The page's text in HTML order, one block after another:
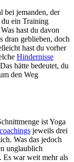
bei jemanden, der
du ein Training
hast du davon
dran geblieben, doch
hast du vorher
Hindernisse
hätte bedeutet, du
den Weg
ist Yoga
jeweils drei
Was das jedoch
unglaublich
Es war weit mehr als